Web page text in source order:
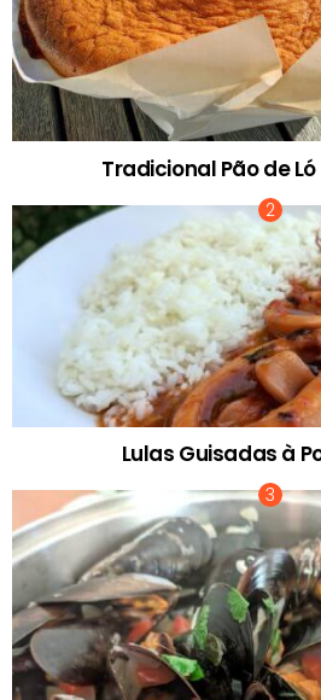
Tradicional Pão de
Lulas Guisadas à